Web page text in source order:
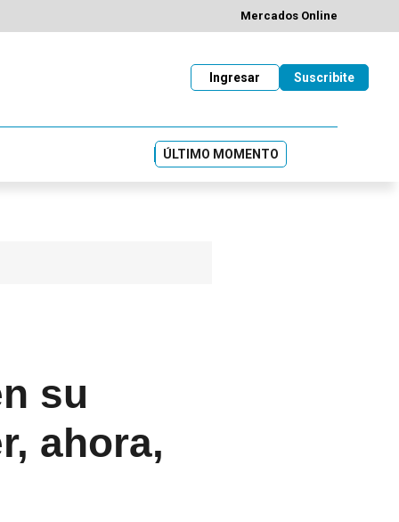
Mercados Online
Suscribite
Ingresar
ÚLTIMO MOMENTO
su
ahora,